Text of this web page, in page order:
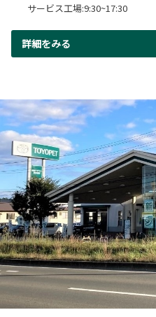
サービス工場:9:30~17:30
詳細をみる